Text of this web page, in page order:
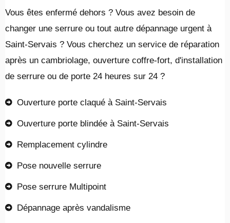
Vous êtes enfermé dehors ? Vous avez besoin de
changer une serrure ou tout autre dépannage urgent à
Saint-Servais ? Vous cherchez un service de réparation
après un cambriolage, ouverture coffre-fort, d'installation
de serrure ou de porte 24 heures sur 24 ?
Ouverture porte claqué à Saint-Servais
Ouverture porte blindée à Saint-Servais
Remplacement cylindre
Pose nouvelle serrure
Pose serrure Multipoint
Dépannage après vandalisme